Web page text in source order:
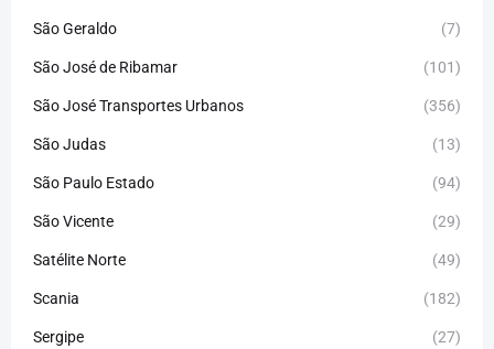
São Geraldo (7)
São José de Ribamar (101)
São José Transportes Urbanos (356)
São Judas (13)
São Paulo Estado (94)
São Vicente (29)
Satélite Norte (49)
Scania (182)
Sergipe (27)